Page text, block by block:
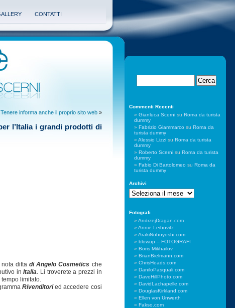
CONTATTI
informa anche il proprio sito web»
l’Italia i grandi prodotti di
dittadi Angelo Cosmetics che
inItalia
. Li troverete a prezzi in
limitato.
Rivenditori ed accedere cosi
Commenti Recenti
Gianluca Scernisu Roma da turista
dummy
Fabrizio Giammarco su Roma da
turista dummy
Alessio Lizzisu Roma da turista
dummy
Roberto Scernisu Roma da turista
dummy
Fabio Di Bartolomeo su Roma da
turista dummy
Archivi
Archivi
Fotografi
AndrzejDragan.com
Annie Leibovitz
ArakiNobuyoshi.com
blowup – FOTOGRAFI
Boris Mikhailov
BrianBielmann.com
ChrisHeads.com
DaniloPasquali.com
DaveHillPhoto.com
DavidLachapelle.com
DouglasKirkland.com
Ellen von Unwerth
Fakso.com